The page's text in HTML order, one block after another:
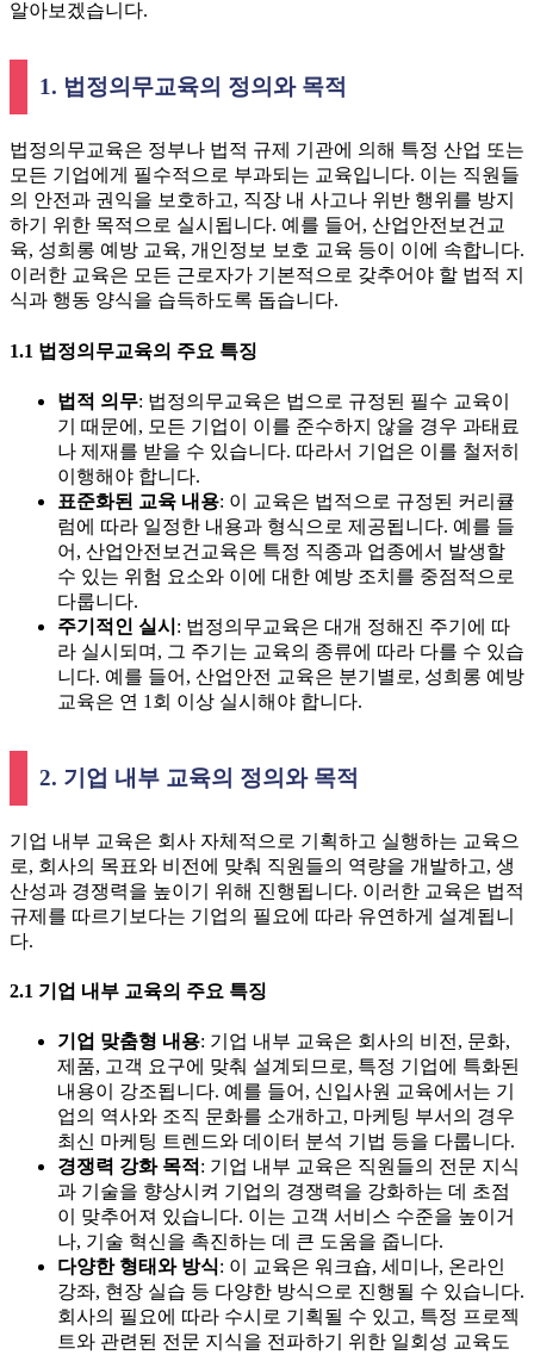
알아보겠습니다.
1. 법정의무교육의 정의와 목적
법정의무교육은 정부나 법적 규제 기관에 의해 특정 산업 또는
모든 기업에게 필수적으로 부과되는 교육입니다. 이는 직원들
의 안전과 권익을 보호하고, 직장 내 사고나 위반 행위를 방지
하기 위한 목적으로 실시됩니다. 예를 들어, 산업안전보건교
육, 성희롱 예방 교육, 개인정보 보호 교육 등이 이에 속합니다.
이러한 교육은 모든 근로자가 기본적으로 갖추어야 할 법적 지
식과 행동 양식을 습득하도록 돕습니다.
1.1 법정의무교육의 주요 특징
법적 의무: 법정의무교육은 법으로 규정된 필수 교육이
기 때문에, 모든 기업이 이를 준수하지 않을 경우 과태료
나 제재를 받을 수 있습니다. 따라서 기업은 이를 철저히
이행해야 합니다.
표준화된 교육 내용: 이 교육은 법적으로 규정된 커리큘
럼에 따라 일정한 내용과 형식으로 제공됩니다. 예를 들
어, 산업안전보건교육은 특정 직종과 업종에서 발생할
수 있는 위험 요소와 이에 대한 예방 조치를 중점적으로
다룹니다.
주기적인 실시 : 법정의무교육은 대개 정해진 주기에 따
라 실시되며, 그 주기는 교육의 종류에 따라 다를 수 있습
니다. 예를 들어, 산업안전 교육은 분기별로, 성희롱 예방
교육은 연 1회 이상 실시해야 합니다.
2. 기업 내부 교육의 정의와 목적
기업 내부 교육은 회사 자체적으로 기획하고 실행하는 교육으
로, 회사의 목표와 비전에 맞춰 직원들의 역량을 개발하고, 생
산성과 경쟁력을 높이기 위해 진행됩니다. 이러한 교육은 법적
규제를 따르기보다는 기업의 필요에 따라 유연하게 설계됩니
다.
2.1 기업 내부 교육의 주요 특징
기업 맞춤형 내용: 기업 내부 교육은 회사의 비전, 문화,
제품, 고객 요구에 맞춰 설계되므로, 특정 기업에 특화된
내용이 강조됩니다. 예를 들어, 신입사원 교육에서는 기
업의 역사와 조직 문화를 소개하고, 마케팅 부서의 경우
최신 마케팅 트렌드와 데이터 분석 기법 등을 다룹니다.
경쟁력 강화 목적 : 기업 내부 교육은 직원들의 전문 지식
과 기술을 향상시켜 기업의 경쟁력을 강화하는 데 초점
이 맞추어져 있습니다. 이는 고객 서비스 수준을 높이거
나, 기술 혁신을 촉진하는 데 큰 도움을 줍니다.
다양한 형태와 방식: 이 교육은 워크숍, 세미나, 온라인
강좌, 현장 실습 등 다양한 방식으로 진행될 수 있습니다.
회사의 필요에 따라 수시로 기획될 수 있고, 특정 프로젝
트와 관련된 전문 지식을 전파하기 위한 일회성 교육도